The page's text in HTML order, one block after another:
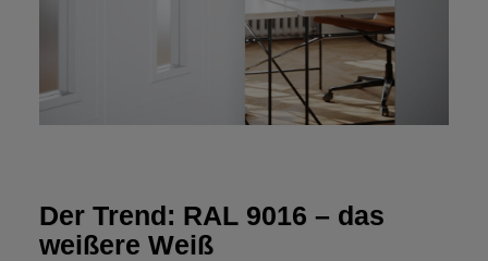
Der Trend: RAL 9016 – das
weißere Weiß